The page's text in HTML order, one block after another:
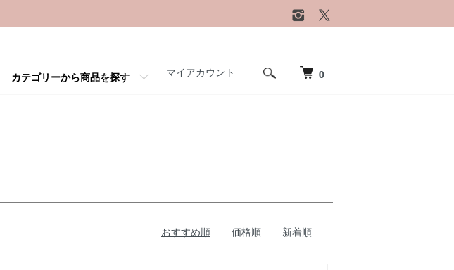
マイアカウント 0
カテゴリーから商品を探す
おすすめ順 価格順 新着順